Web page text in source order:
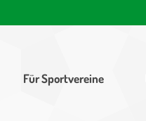
Für Sportvereine